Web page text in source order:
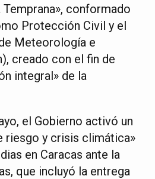
conformado
Protección Civil y el
Meteorología e
creado con el fin de
integral» de la
el Gobierno activó un
riesgo y crisis climática»
en Caracas ante la
que incluyó la entrega